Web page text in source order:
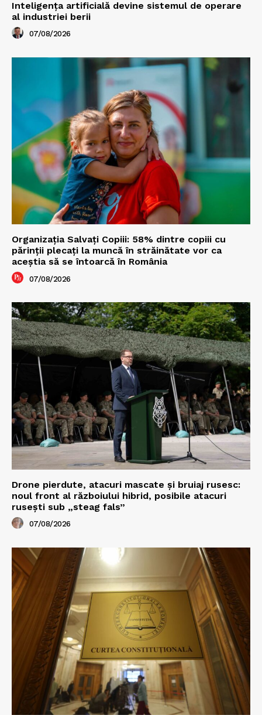
Inteligența artificială devine sistemul de operare
al industriei berii
07/08/2026
Organizația Salvați Copiii: 58% dintre copiii cu
părinții plecați la muncă în străinătate vor ca
aceștia să se întoarcă în România
07/08/2026
Drone pierdute, atacuri mascate și bruiaj rusesc:
noul front al războiului hibrid, posibile atacuri
rusești sub „steag fals”
07/08/2026